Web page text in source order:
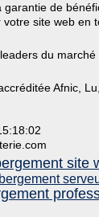
garantie de
site web en
du
Afnic,
site